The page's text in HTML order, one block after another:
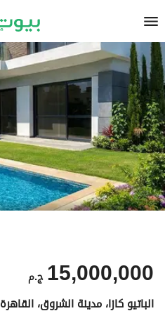
ج.م 15,000,000
الباتيو كازا، مدينة الشروق، القاهرة